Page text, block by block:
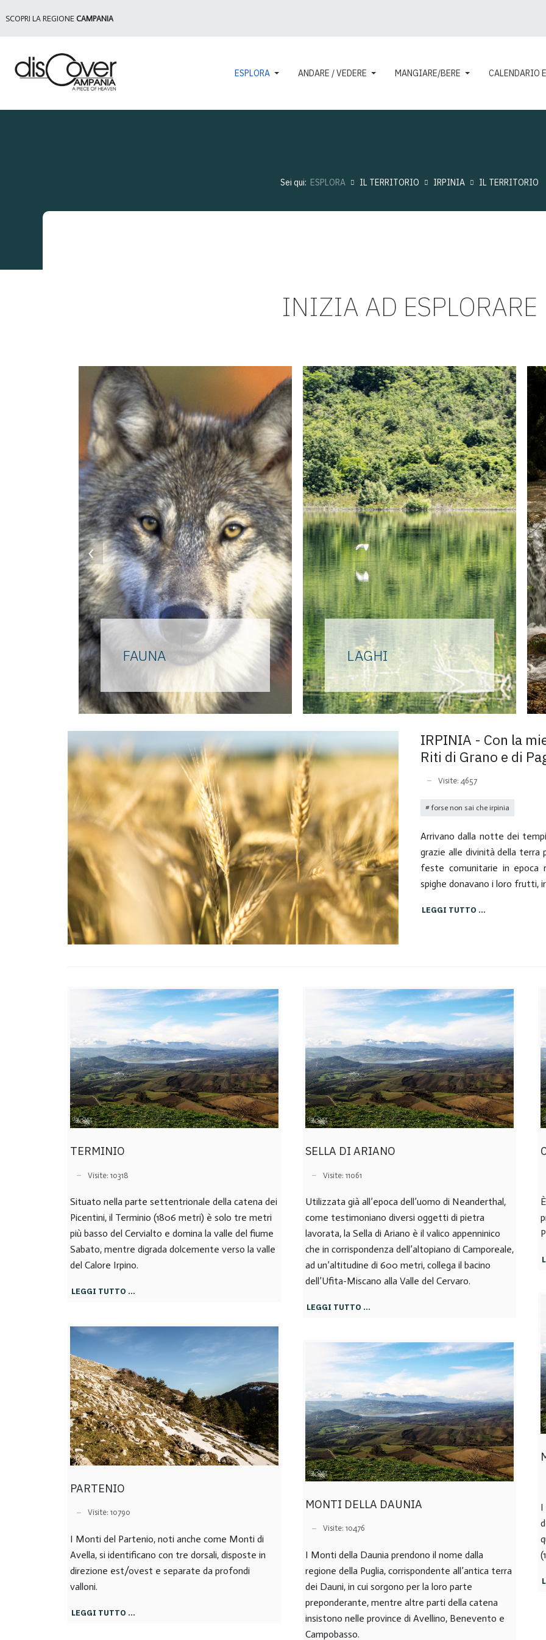
SCOPRI LA REGIONE CAMPANIA
ESPLORA ANDARE / VEDERE MANGIARE/BERE CALENDARIO
Sei qui: ESPLORA IL TERRITORIO IRPINIA IL TERRITORIO
INIZIA AD ESPLORARE
FAUNA
L’animale totem della tribù
sannita che proprio da lui
mutuò il suo nome, il fiero
parchi dell’Irpinia.
LAGHI
Nei pressi dell’antica città di
Compsa, dagli anni Settanta
del Novecento le acque
Conza, mentre il lago Laceno
si estende intorno ai mille
sovrastata dal Monte
Cervialto.
‹
IRPINIA - Con la
Riti di Grano e di
Visite: 4657
forse non sai che irpinia
Arrivano dalla notte dei
grazie alle divinità della terra
feste comunitarie in epoca
spighe donavano i loro frutti,
LEGGI TUTTO …
TERMINIO
Visite: 10318
Situato nella parte settentrionale della catena dei
Picentini, il Terminio (1806 metri) è solo tre metri
più basso del Cervialto e domina la valle del fiume
Sabato, mentre digrada dolcemente verso la valle
del Calore Irpino.
LEGGI TUTTO …
SELLA DI ARIANO
Visite: 11061
Utilizzata già all’epoca dell’uomo di Neanderthal,
come testimoniano diversi oggetti di pietra
lavorata, la Sella di Ariano è il valico appenninico
che in corrispondenza dell’altopiano di Camporeale,
ad un’altitudine di 600 metri, collega il bacino
dell’Ufita-Miscano alla Valle del Cervaro.
LEGGI TUTTO …
I
PARTENIO
Visite: 10790
I Monti del Partenio, noti anche come Monti di
Avella, si identificano con tre dorsali, disposte in
direzione est/ovest e separate da profondi
valloni.
LEGGI TUTTO …
MONTI DELLA DAUNIA
Visite: 10476
I Monti della Daunia prendono il nome dalla
regione della Puglia, corrispondente all’antica terra
dei Dauni, in cui sorgono per la loro parte
preponderante, mentre altre parti della catena
insistono nelle province di Avellino, Benevento e
Campobasso.